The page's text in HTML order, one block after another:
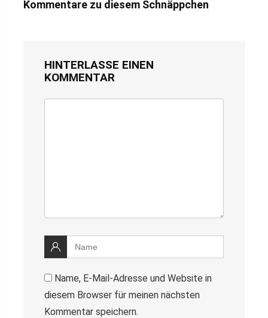
Kommentare zu diesem Schnäppchen
HINTERLASSE EINEN
KOMMENTAR
Name, E-Mail-Adresse und Website in
diesem Browser für meinen nächsten
Kommentar speichern.